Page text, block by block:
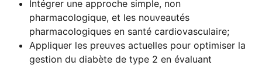
Intégrer une approche simple, non
pharmacologique, et les nouveautés
pharmacologiques en santé cardiovasculaire;
Appliquer les preuves actuelles pour optimiser la
gestion du diabète de type 2 en évaluant